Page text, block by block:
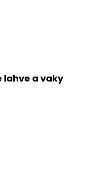
lahve a vaky